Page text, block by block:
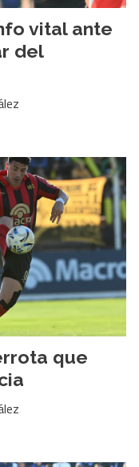
vital ante
del
que